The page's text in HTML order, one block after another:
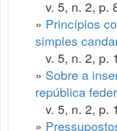
v. 5, n. 2, p.
» Princípios
simples
v. 5, n. 2, p.
» Sobre a
república
v. 5, n. 2, p.
»